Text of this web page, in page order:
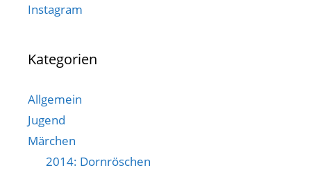
Instagram
Kategorien
Allgemein
Jugend
Märchen
2014: Dornröschen